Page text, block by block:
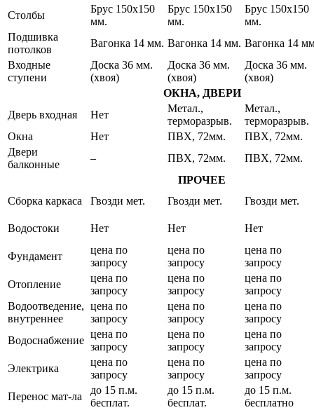
Cтолбы
Брус 150х150
мм.
Брус 150х150
мм.
Брус 150х150
мм.
Подшивка
потолков
Вагонка 14 мм. Вагонка 14 мм. Вагонка 14
Входные
ступени
Доска 36 мм.
(хвоя)
Доска 36 мм.
(хвоя)
Доска 36 мм.
(хвоя)
ОКНА, ДВЕРИ
Дверь входная
Нет
Метал.,
терморазрыв.
Метал.,
терморазрыв.
Окна
Нет ПВХ, 72мм.
ПВХ, 72мм.
Двери
балконные
– ПВХ, 72мм.
ПВХ, 72мм.
ПРОЧЕЕ
Сборка каркаса
Гвозди мет. Гвозди мет. Гвозди мет.
Водостоки Нет Нет Нет
Фундамент
цена по
запросу
цена по
запросу
цена по
запросу
Отопление
цена по
запросу
цена по
запросу
цена по
запросу
Водоотведение,
внутреннее
цена по
запросу
цена по
запросу
цена по
запросу
Водоснабжение
цена по
запросу
цена по
запросу
цена по
запросу
Электрика
цена по
запросу
цена по
запросу
цена по
запросу
Перенос мат-ла
до 15 п.м.
бесплат.
до 15 п.м.
бесплат.
до 15 п.м.
бесплатно